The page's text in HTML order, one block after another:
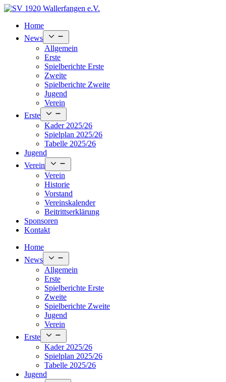
Skip
contentHome
News
menu
Allgemein
Erste
Spielberichte Erste
Zweite
Spielberichte Zweite
Jugend
Verein
Erste
menu
Kader 2025/26
Spielplan 2025/26
Tabelle 2025/26
Jugend
Verein
menu
Verein
Historie
Vorstand
Vereinskalender
Beitrittserklärung
Sponsoren
Kontakt
Home
News
menu
Allgemein
Erste
Spielberichte Erste
Zweite
Spielberichte Zweite
Jugend
Verein
Erste
menu
Kader 2025/26
Spielplan 2025/26
Tabelle 2025/26
Jugend